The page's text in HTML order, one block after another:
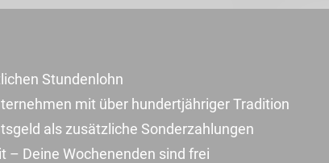
Stundenlohn
mit über hundertjähriger Tradition
als zusätzliche Sonderzahlungen
– Deine Wochenenden sind frei